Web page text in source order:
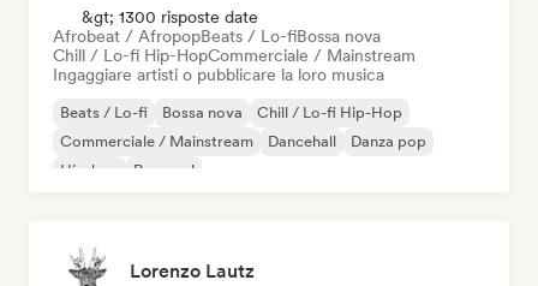
&gt; 1300 risposte date
Afrobeat / AfropopBeats / Lo-fiBossa nova
Chill / Lo-fi Hip-HopCommerciale / Mainstream
Ingaggiare artisti o pubblicare la loro musica
Beats / Lo-fi Bossa nova
Chill / Lo-fi Hip-Hop
Commerciale / Mainstream
Dancehall
Danza pop
Hip-hop
Pop soul
Lorenzo Lautz